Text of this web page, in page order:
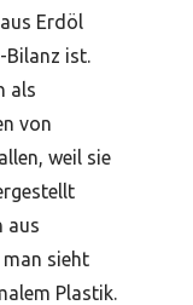
Erdöl
Bilanz ist.
als
von
weil sie
aus
man sieht
Plastik.